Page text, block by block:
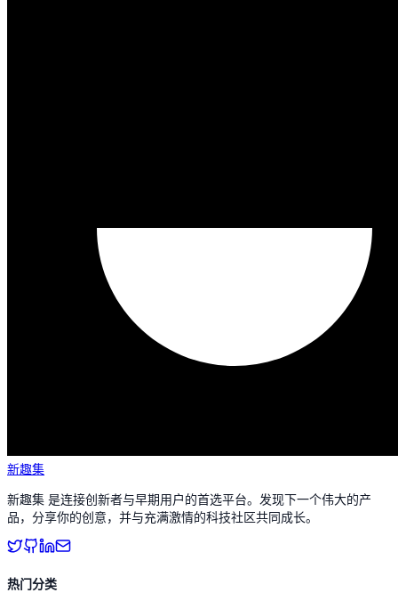
新趣集
新趣集 是连接创新者与早期用户的首选平台。发现下一个伟大的产
品，分享你的创意，并与充满激情的科技社区共同成长。
热门分类